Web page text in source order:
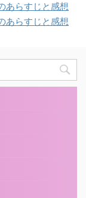
あらすじと感想
あらすじと感想